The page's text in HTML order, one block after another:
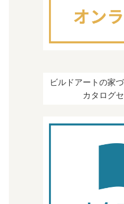
ビルドアートの家
カタログ